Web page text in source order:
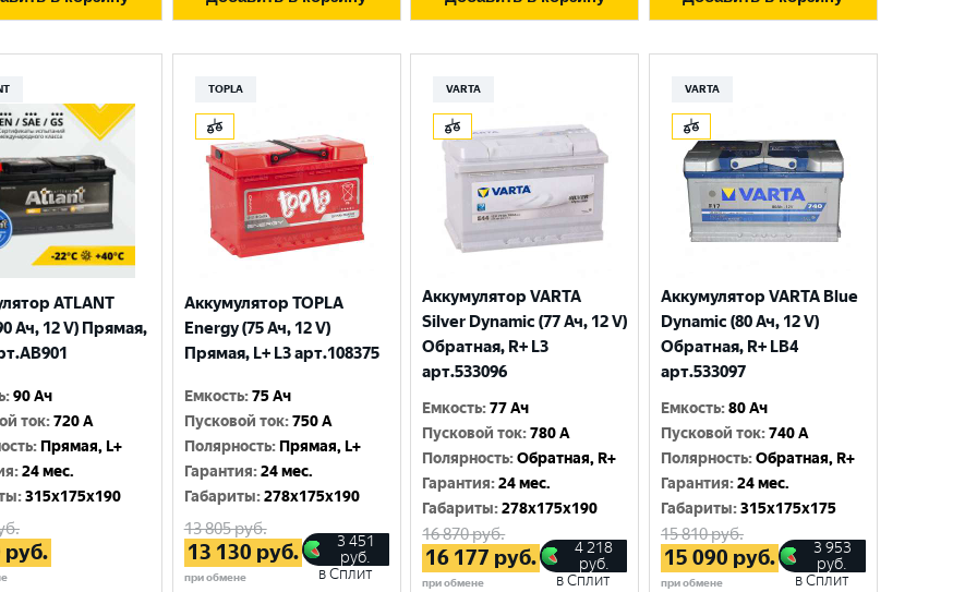
ATLANT
Ач, 12 V) Прямая,
:90 Ач
ток:720 A
: Прямая, L+
:24 мес.
:315x175x190
руб.
TOPLA
Аккумулятор TOPLA
Energy (75 Ач, 12 V)
Прямая, L+ L3 арт.108375
Емкость:75 Ач
Пусковой ток:750 A
Полярность: Прямая, L+
Гарантия:24 мес.
Габариты:278x175x190
13 805руб.
13 130 руб.
при обмене
3 451
руб.
в Сплит
VARTA
Аккумулятор VARTA
Silver Dynamic (77 Ач, 12 V)
Обратная, R+ L3
арт.533096
Емкость:77 Ач
Пусковой ток:780 A
Полярность:Обратная, R+
Гарантия:24 мес.
Габариты:278x175x190
16 870руб.
16 177 руб.
при обмене
4 218
руб.
в Сплит
VARTA
Аккумулятор VARTA Blue
Dynamic (80 Ач, 12 V)
Обратная, R+ LB4
арт.533097
Емкость:80 Ач
Пусковой ток:740 A
Полярность:Обратная, R+
Гарантия:24 мес.
Габариты:315x175x175
15 810руб.
15 090 руб.
при обмене
3 953
руб.
в Сплит